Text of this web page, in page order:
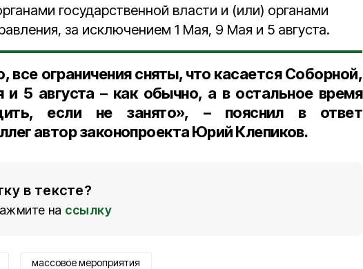
государственной власти и (или) органами
за исключением 1 Мая, 9 Мая и 5 августа.
все ограничения сняты, что касается Соборной,
5 августа – как обычно, а в остальное время
если не занято», – пояснил в ответ
автор законопроекта Юрий Клепиков.
в тексте?
на ссылку
массовое мероприятия